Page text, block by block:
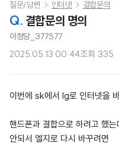
질문/답변  인터넷  결합문의
Q. 결합문의 명의
아정당_377577
2025.05.13 00:44조회 335
이번에 sk에서 lg로 인터넷을
핸드폰과 결합으로 하려고 했
안되서 엘지로 다시 바꾸려면